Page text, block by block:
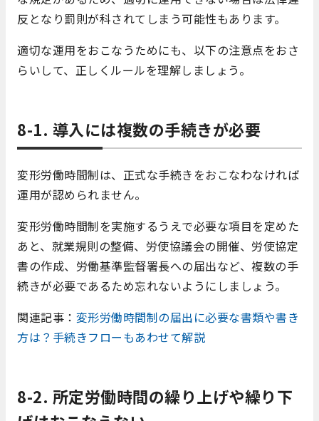
反となり罰則が科されてしまう可能性もあります。
適切な運用をおこなうためにも、以下の注意点をおさ
らいして、正しくルールを理解しましょう。
8-1. 導入には複数の手続きが必要
変形労働時間制は、正式な手続きをおこなわなければ
運用が認められません。
変形労働時間制を実施するうえで必要な項目を定めた
あと、就業規則の整備、労使協議会の開催、労使協定
書の作成、労働基準監督署長への届出など、複数の手
続きが必要であるため忘れないようにしましょう。
関連記事： 変形労働時間制の届出に必要な書類や書き
方は？手続きフローもあわせて解説
8-2. 所定労働時間の繰り上げや繰り下